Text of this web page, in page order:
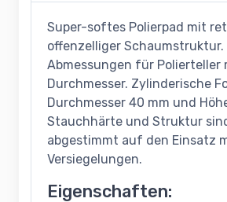
Super-softes Polierpad mit
offenzelliger Schaumstruktur.
Abmessungen für Polierteller
Durchmesser. Zylinderische
Durchmesser 40 mm und
Stauchhärte und Struktur
abgestimmt auf den Einsatz
Versiegelungen.
Eigenschaften: